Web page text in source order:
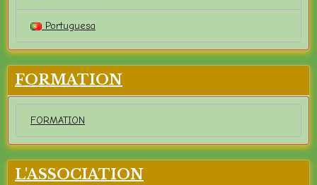
Portuguesa
FORMATION
FORMATION
L'ASSOCIATION